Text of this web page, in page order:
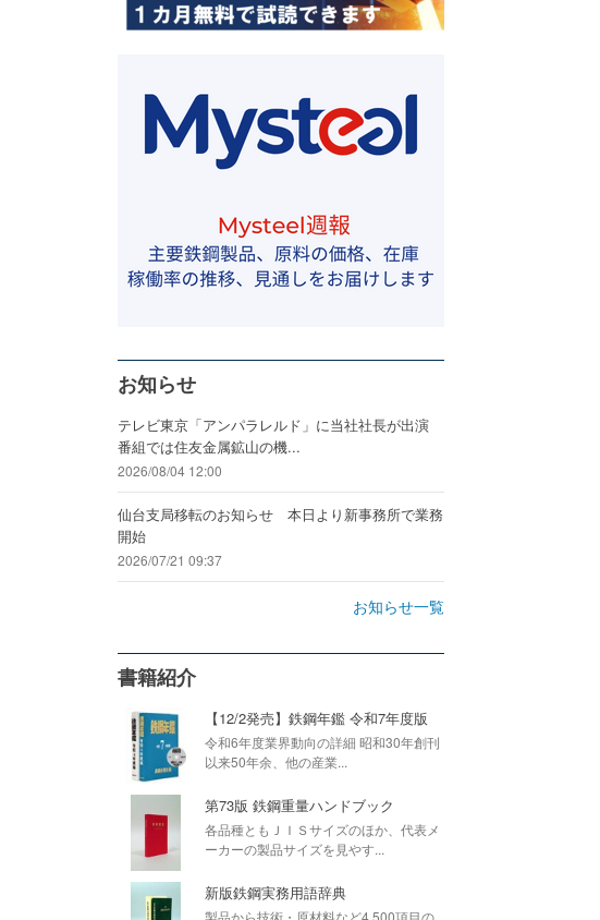
お知らせ
テレビ東京「アンパラレルド」に当社社長が出演
番組では住友金属鉱山の機...
2026/08/04 12:00
仙台支局移転のお知らせ 本日より新事務所で業務
開始
2026/07/21 09:37
お知らせ一覧
書籍紹介
【12/2発売】鉄鋼年鑑 令和7年度版
令和6年度業界動向の詳細 昭和30年創刊
以来50年余、他の産業...
第73版 鉄鋼重量ハンドブック
各品種ともＪＩＳサイズのほか、代表メ
ーカーの製品サイズを見やす...
新版鉄鋼実務用語辞典
製品から技術・原材料など4,500項目の